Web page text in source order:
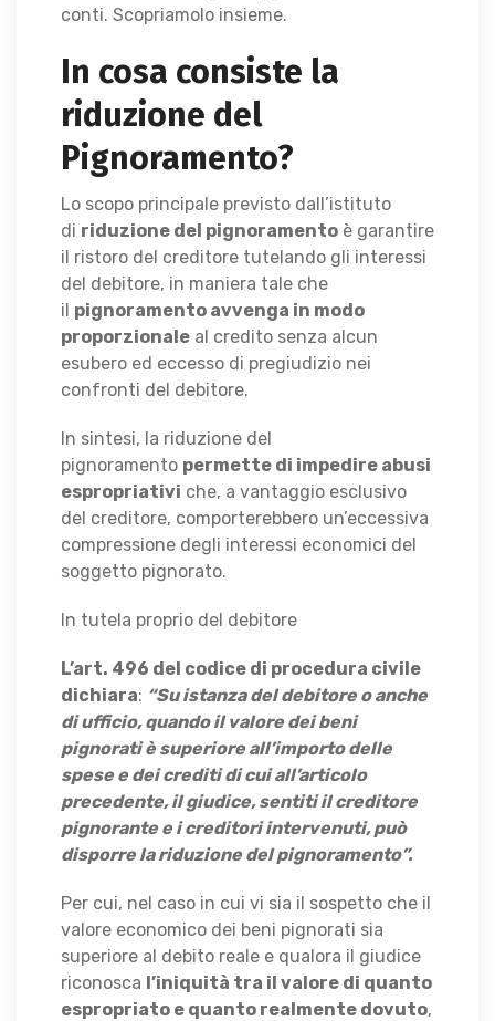
conti. Scopriamolo insieme.
In cosa consiste la
riduzione del
Pignoramento?
Lo scopo principale previsto dall’istituto
di riduzione del pignoramento è garantire
il ristoro del creditore tutelando gli interessi
del debitore, in maniera tale che
il pignoramento avvenga in modo
proporzionale al credito senza alcun
esubero ed eccesso di pregiudizio nei
confronti del debitore.
In sintesi, la riduzione del
pignoramento permette di impedire abusi
espropriativi che, a vantaggio esclusivo
del creditore, comporterebbero un’eccessiva
compressione degli interessi economici del
soggetto pignorato.
In tutela proprio del debitore
L’art. 496 del codice di procedura civile
dichiara: “Su istanza del debitore o anche
di ufficio, quando il valore dei beni
pignorati è superiore all’importo delle
spese e dei crediti di cui all’articolo
precedente, il giudice, sentiti il creditore
pignorante e i creditori intervenuti, può
disporre la riduzione del pignoramento”.
Per cui, nel caso in cui vi sia il sospetto che il
valore economico dei beni pignorati sia
superiore al debito reale e qualora il giudice
riconosca l’iniquità tra il valore di quanto
espropriato e quanto realmente dovuto,